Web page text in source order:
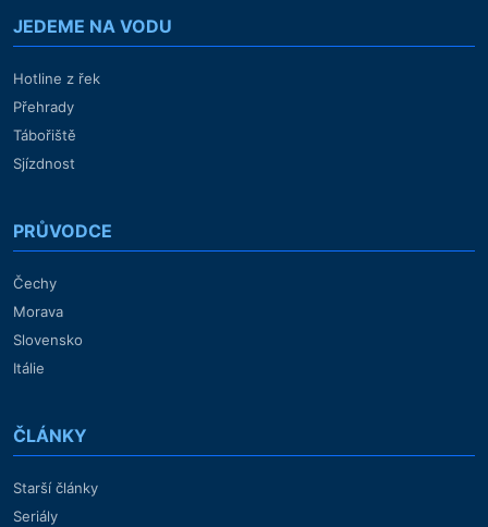
JEDEME NA VODU
Hotline z řek
Přehrady
Tábořiště
Sjízdnost
PRŮVODCE
Čechy
Morava
Slovensko
Itálie
ČLÁNKY
Starší články
Seriály